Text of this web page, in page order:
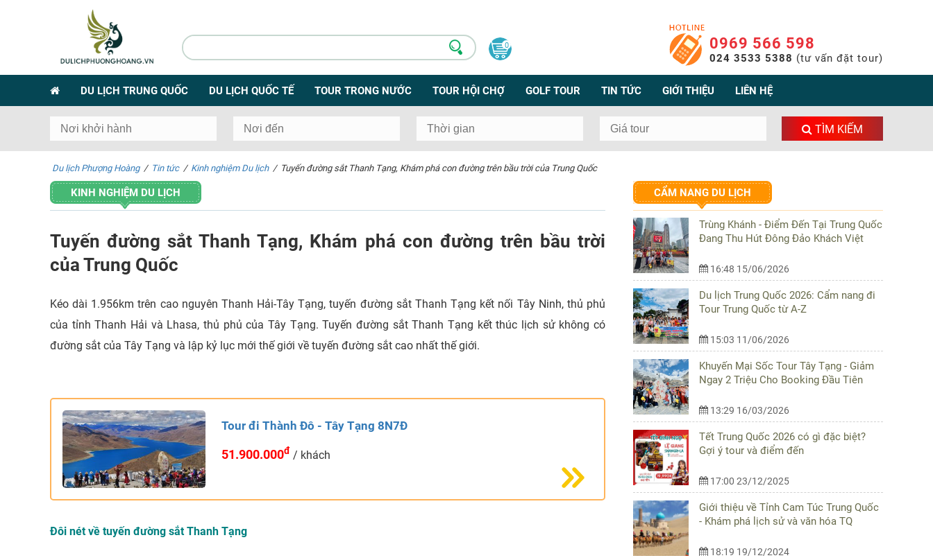
0 0969 566 598
024 3533 5388 (tư vấn đặt tour)
DU LỊCH TRUNG QUỐC DU LỊCH QUỐC TẾ TOUR TRONG NƯỚC TOUR HỘI CHỢ GOLF TOUR TIN TỨC GIỚI THIỆU LIÊN HỆ
TÌM KIẾM
Du lịch Phượng Hoàng / Tin tức / Kinh nghiệm Du lịch / Tuyến đường sắt Thanh Tạng, Khám phá con đường trên bầu trời của Trung Quốc
KINH NGHIỆM DU LỊCH
Tuyến đường sắt Thanh Tạng, Khám phá con đường trên bầu trời
của Trung Quốc
Kéo dài 1.956km trên cao nguyên Thanh Hải-Tây Tạng, tuyến đường sắt Thanh Tạng kết nối Tây Ninh, thủ phủ
của tỉnh Thanh Hải và Lhasa, thủ phủ của Tây Tạng. Tuyến đường sắt Thanh Tạng kết thúc lịch sử không có
đường sắt của Tây Tạng và lập kỷ lục mới thế giới về tuyến đường sắt cao nhất thế giới.
Tour đi Thành Đô - Tây Tạng 8N7Đ
51.900.000đ / khách
Đôi nét về tuyến đường sắt Thanh Tạng
CẨM NANG DU LỊCH
Trùng Khánh - Điểm Đến Tại Trung Quốc
Đang Thu Hút Đông Đảo Khách Việt
16:48 15/06/2026
Du lịch Trung Quốc 2026: Cẩm nang đi
Tour Trung Quốc từ A-Z
15:03 11/06/2026
Khuyến Mại Sốc Tour Tây Tạng - Giảm
Ngay 2 Triệu Cho Booking Đầu Tiên
13:29 16/03/2026
Tết Trung Quốc 2026 có gì đặc biệt?
Gợi ý tour và điểm đến
17:00 23/12/2025
Giới thiệu về Tỉnh Cam Túc Trung Quốc
- Khám phá lịch sử và văn hóa TQ
18:19 19/12/2024